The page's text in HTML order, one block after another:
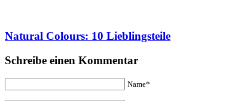
Natural Colours: 10 Lieblingsteile
Schreibe einen Kommentar
Name*